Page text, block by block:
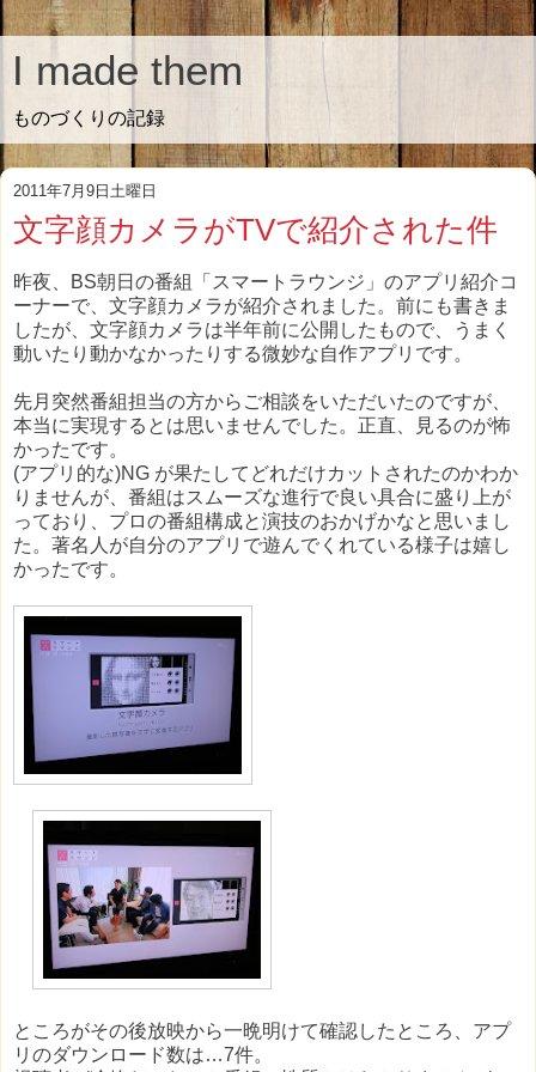
I made them
ものづくりの記録
2011年7月9日土曜日
文字顔カメラがTVで紹介された件
昨夜、BS朝日の番組「スマートラウンジ」のアプリ紹介コ
ーナーで、文字顔カメラが紹介されました。前にも書きま
したが、文字顔カメラは半年前に公開したもので、うまく
動いたり動かなかったりする微妙な自作アプリです。
先月突然番組担当の方からご相談をいただいたのですが、
本当に実現するとは思いませんでした。正直、見るのが怖
かったです。
(アプリ的な)NG が果たしてどれだけカットされたのかわか
りませんが、番組はスムーズな進行で良い具合に盛り上が
っており、プロの番組構成と演技のおかげかなと思いまし
た。著名人が自分のアプリで遊んでくれている様子は嬉し
かったです。
ところがその後放映から一晩明けて確認したところ、アプ
リのダウンロード数は…7件。